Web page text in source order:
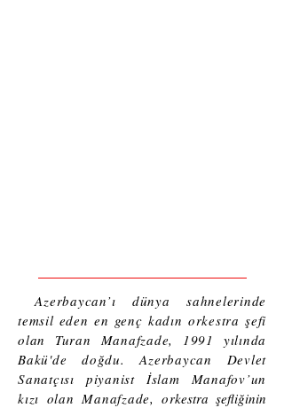
Azerbaycan’ı dünya sahnelerinde
temsil eden en genç kadın orkestra şefi
olan Turan Manafzade, 1991 yılında
Bakü'de doğdu. Azerbaycan Devlet
Sanatçısı piyanist İslam Manafov’un
kızı olan Manafzade, orkestra şefliğinin